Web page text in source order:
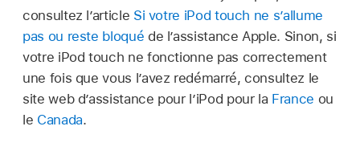
consultez l’article Si votre iPod touch ne s’allume
pas ou reste bloqué de l’assistance Apple. Sinon, si
votre iPod touch ne fonctionne pas correctement
une fois que vous l’avez redémarré, consultez le
site web d’assistance pour l’iPod pour la France ou
le Canada.